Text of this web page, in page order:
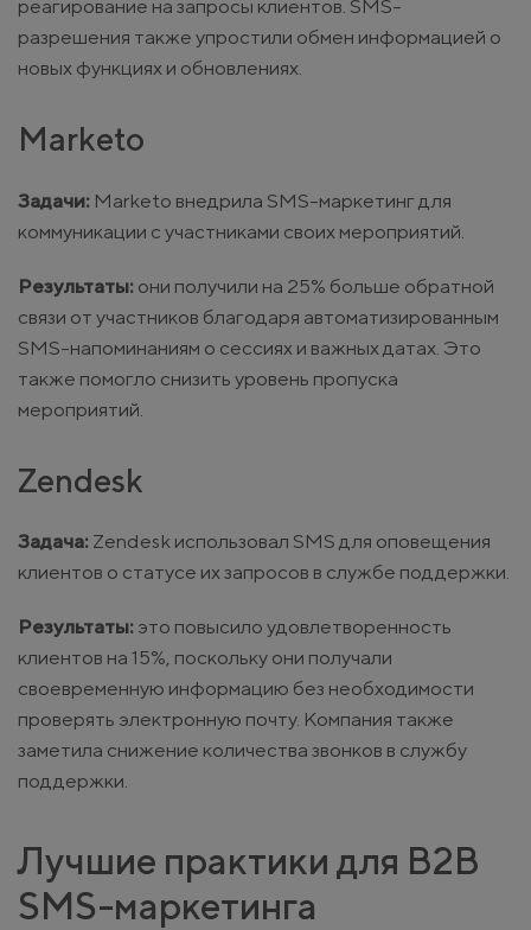
реагирование на запросы клиентов. SMS-
разрешения также упростили обмен информацией о
новых функциях и обновлениях.
Marketo
Задачи: Marketo внедрила SMS-маркетинг для
коммуникации с участниками своих мероприятий.
Результаты: они получили на 25% больше обратной
связи от участников благодаря автоматизированным
SMS-напоминаниям о сессиях и важных датах. Это
также помогло снизить уровень пропуска
мероприятий.
Zendesk
Задача: Zendesk использовал SMS для оповещения
клиентов о статусе их запросов в службе поддержки.
Результаты: это повысило удовлетворенность
клиентов на 15%, поскольку они получали
своевременную информацию без необходимости
проверять электронную почту. Компания также
заметила снижение количества звонков в службу
поддержки.
Лучшие практики для B2B
SMS-маркетинга